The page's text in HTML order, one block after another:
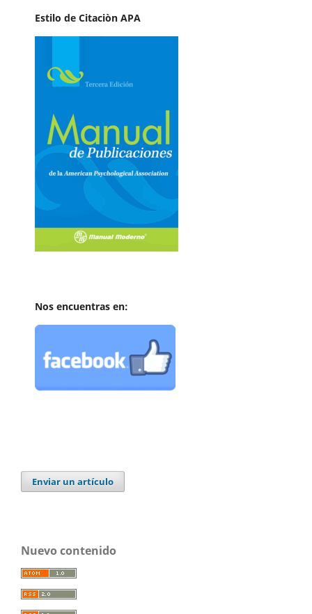
Estilo de Citaciòn APA
Nos encuentras en:
Enviar un artículo
Nuevo contenido